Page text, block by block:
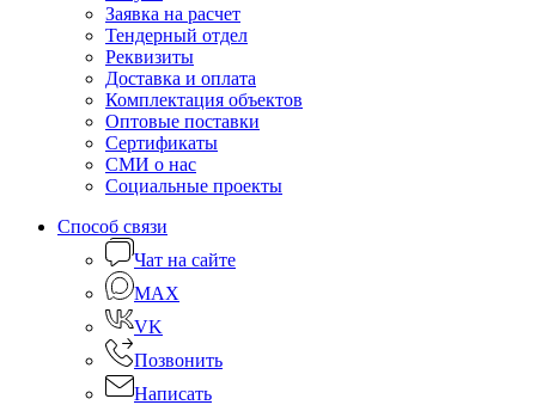
Заявка на расчет
Тендерный отдел
Реквизиты
Доставка и оплата
Комплектация объектов
Оптовые поставки
Сертификаты
СМИ о нас
Социальные проекты
Способ связи
Чат на сайте
MAX
VK
Позвонить
Написать